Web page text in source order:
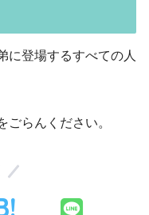
に登場するすべての人
ごらんください。